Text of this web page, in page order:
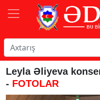
Leyla Əliyeva
- FOTOLAR